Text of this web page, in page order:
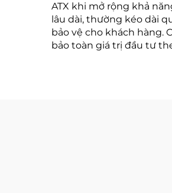
ATX khi mở rộng khả
lâu dài, thường kéo dài
bảo vệ cho khách hàng.
bảo toàn giá trị đầu tư